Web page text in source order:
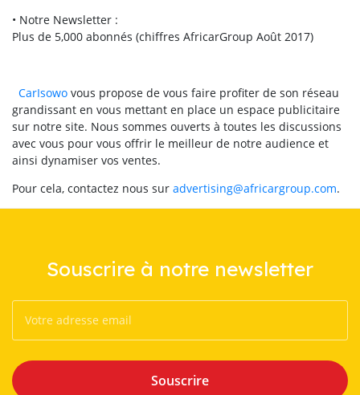
• Notre Newsletter :
Plus de 5,000 abonnés (chiffres AfricarGroup Août 2017)
CarIsowo vous propose de vous faire profiter de son réseau
grandissant en vous mettant en place un espace publicitaire
sur notre site. Nous sommes ouverts à toutes les discussions
avec vous pour vous offrir le meilleur de notre audience et
ainsi dynamiser vos ventes.
Pour cela, contactez nous sur advertising@africargroup.com.
Souscrire à notre newsletter
Souscrire